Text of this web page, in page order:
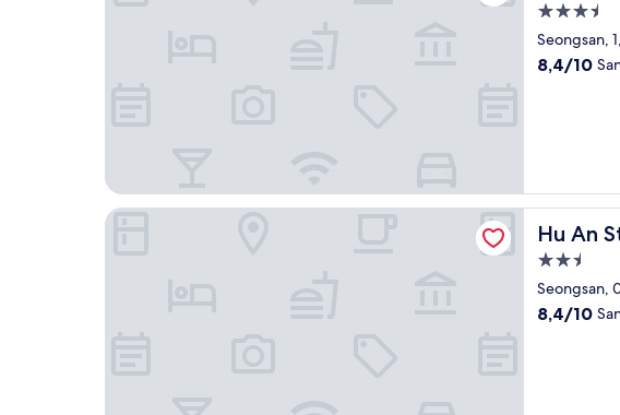
Properti
bintang
3.5
Seongsan,
8.4
8,4/10
Hu An
Hu An
Properti
bintang
2.5
Seongsan,
8.4
8,4/10
Hu An Stay Hotel